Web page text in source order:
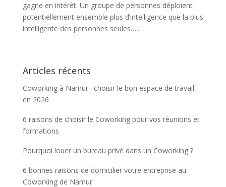
gagne en intérêt. Un groupe de personnes déploient
potentiellement ensemble plus d’intelligence que la plus
intelligente des personnes seules…...
Articles récents
Coworking à Namur : choisir le bon espace de travail
en 2026
6 raisons de choisir le Coworking pour vos réunions et
formations
Pourquoi louer un bureau privé dans un Coworking ?
6 bonnes raisons de domicilier votre entreprise au
Coworking de Namur